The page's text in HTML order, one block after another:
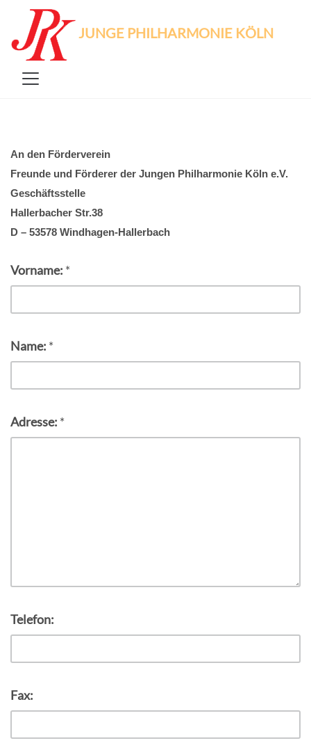
JUNGE PHILHARMONIE KÖLN
An den Förderverein
Freunde und Förderer der Jungen Philharmonie Köln e.V.
Geschäftsstelle
Hallerbacher Str.38
D – 53578 Windhagen-Hallerbach
Vorname: *
Name: *
Adresse: *
Telefon:
Fax: